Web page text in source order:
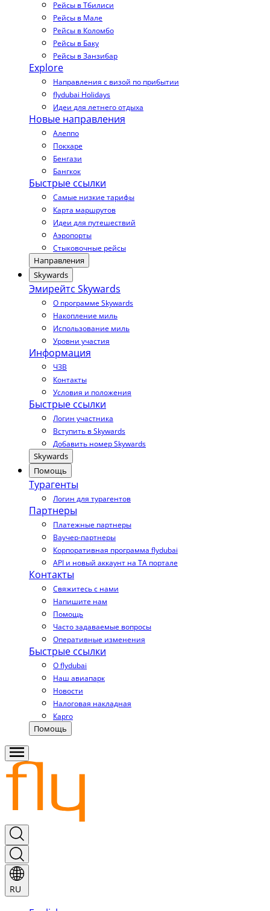
Рейсы в Тбилиси
Рейсы в Мале
Рейсы в Коломбо
Рейсы в Баку
Рейсы в Занзибар
Explore
Направления с визой по прибытии
flydubai Holidays
Идеи для летнего отдыха
Новые направления
Алеппо
Покхаре
Бенгази
Бангкок
Быстрые ссылки
Самые низкие тарифы
Карта маршрутов
Идеи для путешествий
Аэропорты
Стыковочные рейсы
Направления
Skywards
Эмирейтс Skywards
О программе Skywards
Накопление миль
Использование миль
Уровни участия
Информация
ЧЗВ
Контакты
Условия и положения
Быстрые ссылки
Логин участника
Вступить в Skywards
Добавить номер Skywards
Skywards
Помощь
Турагенты
Логин для турагентов
Партнеры
Платежные партнеры
Ваучер-партнеры
Корпоративная программа flydubai
API и новый аккаунт на TA портале
Контакты
Свяжитесь с нами
Напишите нам
Помощь
Часто задаваемые вопросы
Оперативные изменения
Быстрые ссылки
О flydubai
Наш авиапарк
Новости
Налоговая накладная
Карго
Помощь
RU